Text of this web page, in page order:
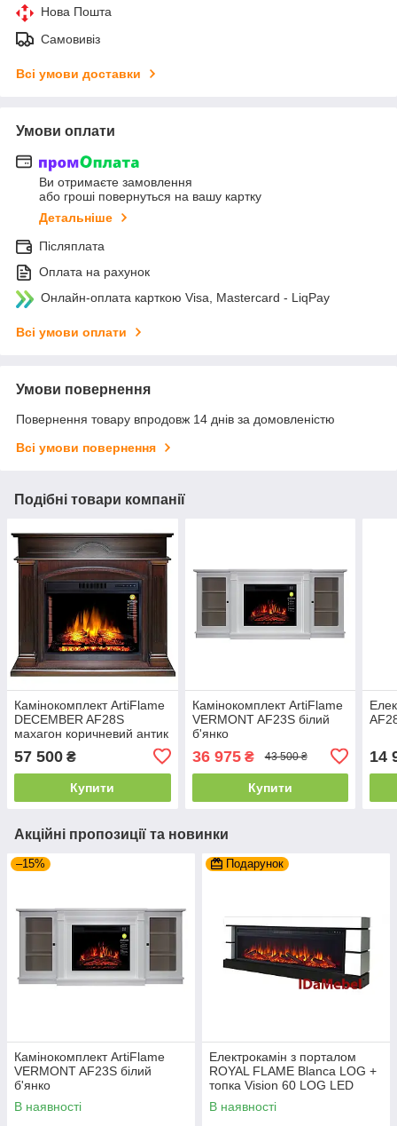
Нова Пошта
Самовивіз
Всі умови доставки
Умови оплати
Ви отримаєте замовлення
або гроші повернуться на вашу картку
Детальніше
Післяплата
Оплата на рахунок
Онлайн-оплата карткою Visa, Mastercard - LiqPay
Всі умови оплати
Умови повернення
Повернення товару впродовж 14 днів за домовленістю
Всі умови повернення
Подібні товари компанії
Камінокомплект ArtiFlame
DECEMBER AF28S
махагон коричневий антик
57 500 ₴
Купити
Камінокомплект ArtiFlame
VERMONT AF23S білий
б'янко
36 975₴ 43 500 ₴
Купити
14
Акційні пропозиції та новинки
–15%
Камінокомплект ArtiFlame
VERMONT AF23S білий
б'янко
В наявності
Подарунок
Електрокамін з порталом
ROYAL FLAME Blanca LOG +
топка Vision 60 LOG LED
В наявності